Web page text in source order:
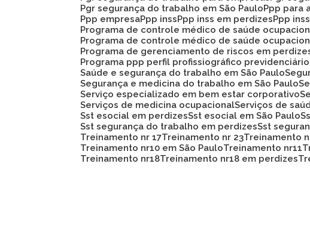
Pgr segurança do trabalho em São Paulo
Ppp
Ppp empresa Ppp inss Ppp inss em perdizes Ppp
Programa de controle médico de saúde
Programa de controle médico de saúde
Programa de gerenciamento de riscos em
Programa ppp perfil profissiográfico previdenciário
Saúde e segurança do trabalho em São Paulo
Segurança e medicina do trabalho em São Paulo
Serviço especializado em bem estar corporativo
Serviços de medicina ocupacional Serviços de
Sst esocial em perdizes Sst esocial em São Paulo
Sst segurança do trabalho em perdizes Sst
Treinamento nr 17
Treinamento nr 23 Treinamento
Treinamento nr10 em São Paulo
Treinamento nr11
Treinamento nr18
Treinamento nr18 em perdizes